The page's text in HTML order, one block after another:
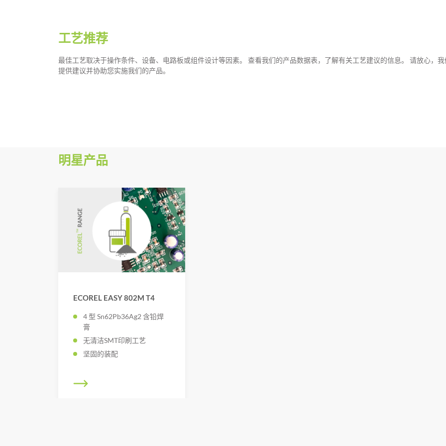
工艺推荐
最佳工艺取决于操作条件、设备、电路板或组件设计等因素。 查看我们的产品数据表，了解有关工艺建议的信息。 请放心，
提供建议并协助您实施我们的产品。
明星产品
ECOREL EASY 802M T4
4 型 Sn62Pb36Ag2 含铅焊
膏
无清洁SMT印刷工艺
坚固的装配